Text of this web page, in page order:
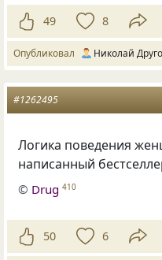
49 8
Опубликовал Николай
#1262495
Логика поведения
написанный
© Drug 410
50 6